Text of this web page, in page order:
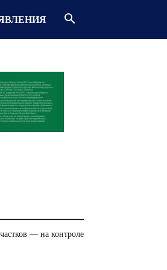
— на контроле